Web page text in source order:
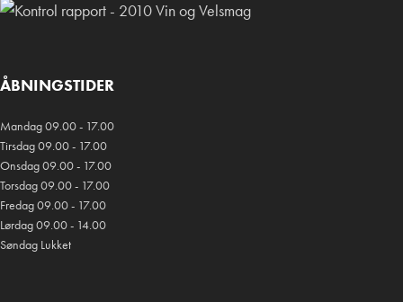
ÅBNINGSTIDER
Mandag 09.00 - 17.00
Tirsdag 09.00 - 17.00
Onsdag 09.00 - 17.00
Torsdag 09.00 - 17.00
Fredag 09.00 - 17.00
Lørdag 09.00 - 14.00
Søndag Lukket